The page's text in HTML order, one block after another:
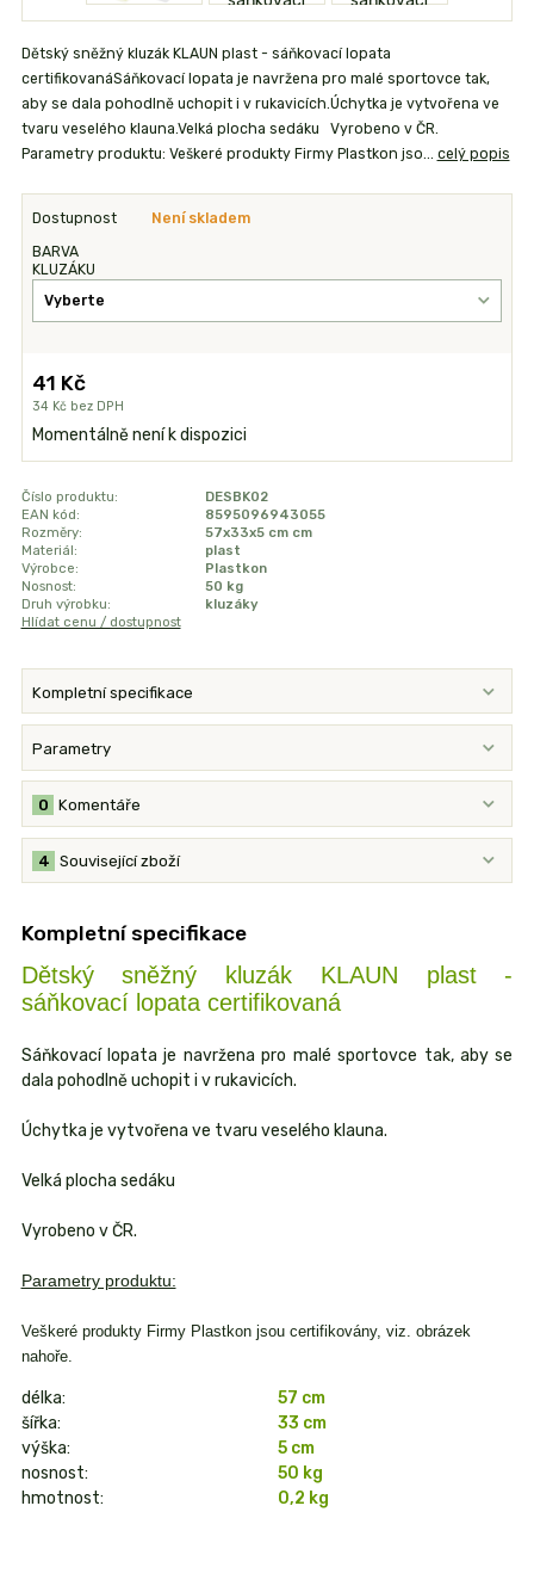
Dětský sněžný kluzák KLAUN plast - sáňkovací lopata
certifikovanáSáňkovací lopata je navržena pro malé sportovce tak,
aby se dala pohodlně uchopit i v rukavicích.Úchytka je vytvořena ve
tvaru veselého klauna.Velká plocha sedáku Vyrobeno v ČR.
Parametry produktu: Veškeré produkty Firmy Plastkon jso... celý popis
Dostupnost Není skladem
BARVA
KLUZÁKU
41 Kč
34 Kč bez DPH
Momentálně není k dispozici
Číslo produktu:
DESBK02
EAN kód:
8595096943055
Rozměry:
57x33x5 cm cm
Materiál:
plast
Výrobce:
Plastkon
Nosnost:
50 kg
Druh výrobku:
kluzáky
Hlídat cenu / dostupnost
Kompletní specifikace
Parametry
Komentáře
0
Související zboží
4
Kompletní specifikace
Dětský sněžný kluzák KLAUN plast -
sáňkovací lopata certifikovaná
Sáňkovací lopata je navržena pro malé sportovce tak, aby se
dala pohodlně uchopit i v rukavicích.
Úchytka je vytvořena ve tvaru veselého klauna.
Velká plocha sedáku
Vyrobeno v ČR.
Parametry produktu:
Veškeré produkty Firmy Plastkon jsou certifikovány, viz. obrázek
nahoře.
délka:
57 cm
šířka:
33 cm
výška:
5 cm
nosnost:
50 kg
hmotnost:
0,2 kg